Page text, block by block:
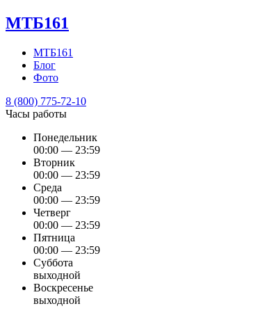
МТБ161
МТБ161
Блог
Фото
8 (800) 775-72-10
Часы работы
Понедельник
00:00 — 23:59
Вторник
00:00 — 23:59
Среда
00:00 — 23:59
Четверг
00:00 — 23:59
Пятница
00:00 — 23:59
Суббота
выходной
Воскресенье
выходной